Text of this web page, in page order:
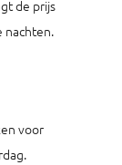
de prijs
nachten.
voor